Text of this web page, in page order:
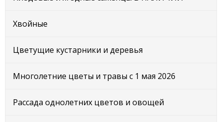
Хвойные
Цветущие кустарники и деревья
Многолетние цветы и травы с 1 мая 2026
Рассада однолетних цветов и овощей